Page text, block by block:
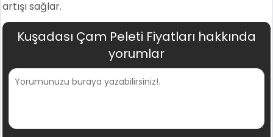
artışı sağlar.
Kuşadası Çam Peleti Fiyatları hakkında
yorumlar